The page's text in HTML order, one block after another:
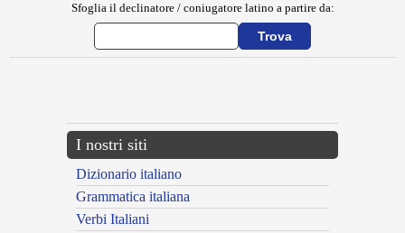
Sfoglia il declinatore / coniugatore latino a partire da:
I nostri siti
Dizionario italiano
Grammatica italiana
Verbi Italiani